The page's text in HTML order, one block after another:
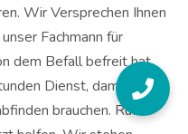
Wir Versprechen Ihnen
Fachmann für
dem Befall befreit hat.
Dienst, damit Sie
brauchen. Rufen